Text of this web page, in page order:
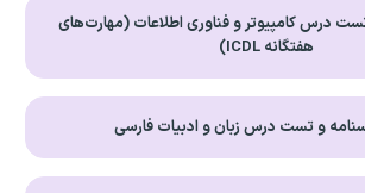
درس کامپیوتر و فناوری اطلاعات (مهارت‌های
هفتگانه ICDL)
و تست درس زبان و ادبیات فارسی